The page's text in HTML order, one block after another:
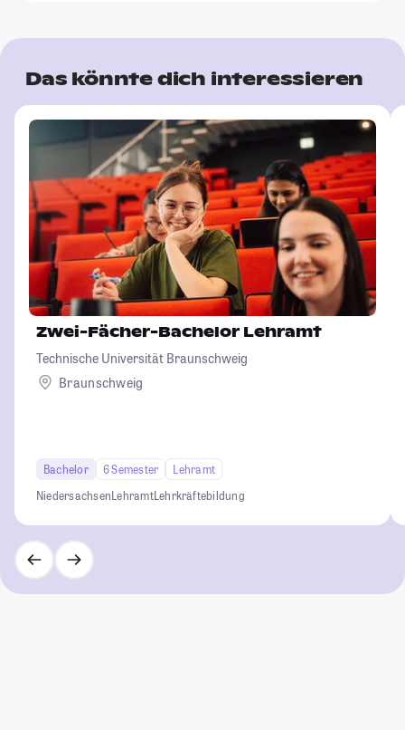
Das könnte dich interessieren
Zwei-Fächer-Bachelor Lehramt
Technische Universität Braunschweig
Braunschweig
Bachelor 6 Semester
Lehramt
NiedersachsenLehramtLehrkräftebildung